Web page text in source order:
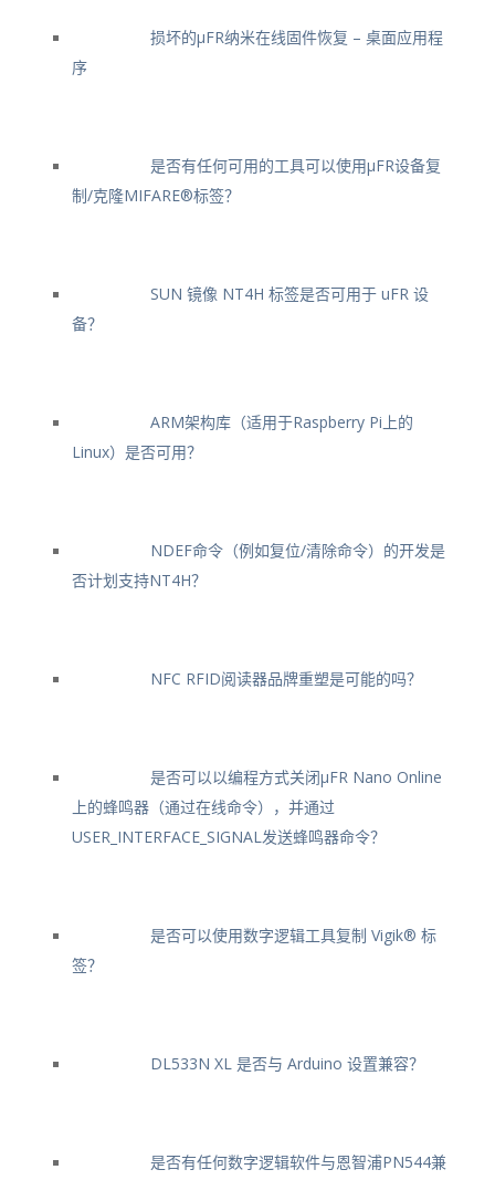
损坏的μFR纳米在线固件恢复 – 桌面应用程
序
是否有任何可用的工具可以使用μFR设备复
制/克隆MIFARE®标签？
SUN 镜像 NT4H 标签是否可用于 uFR 设
备？
ARM架构库（适用于Raspberry Pi上的
Linux）是否可用？
NDEF命令（例如复位/清除命令）的开发是
否计划支持NT4H？
NFC RFID阅读器品牌重塑是可能的吗？
是否可以以编程方式关闭μFR Nano Online
上的蜂鸣器（通过在线命令），并通过
USER_INTERFACE_SIGNAL发送蜂鸣器命令？
是否可以使用数字逻辑工具复制 Vigik® 标
签？
DL533N XL 是否与 Arduino 设置兼容？
是否有任何数字逻辑软件与恩智浦PN544兼